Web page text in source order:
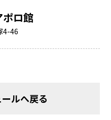
ロ館
4-46
ルへ戻る